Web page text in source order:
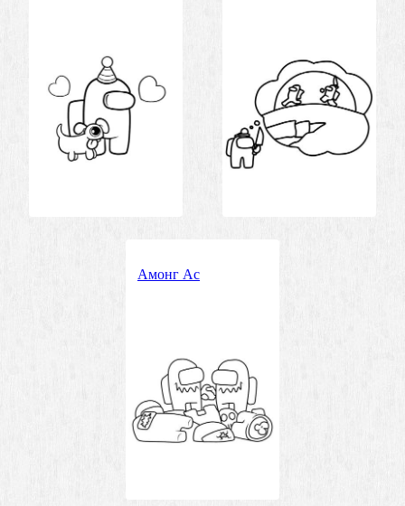
Амонг Ас